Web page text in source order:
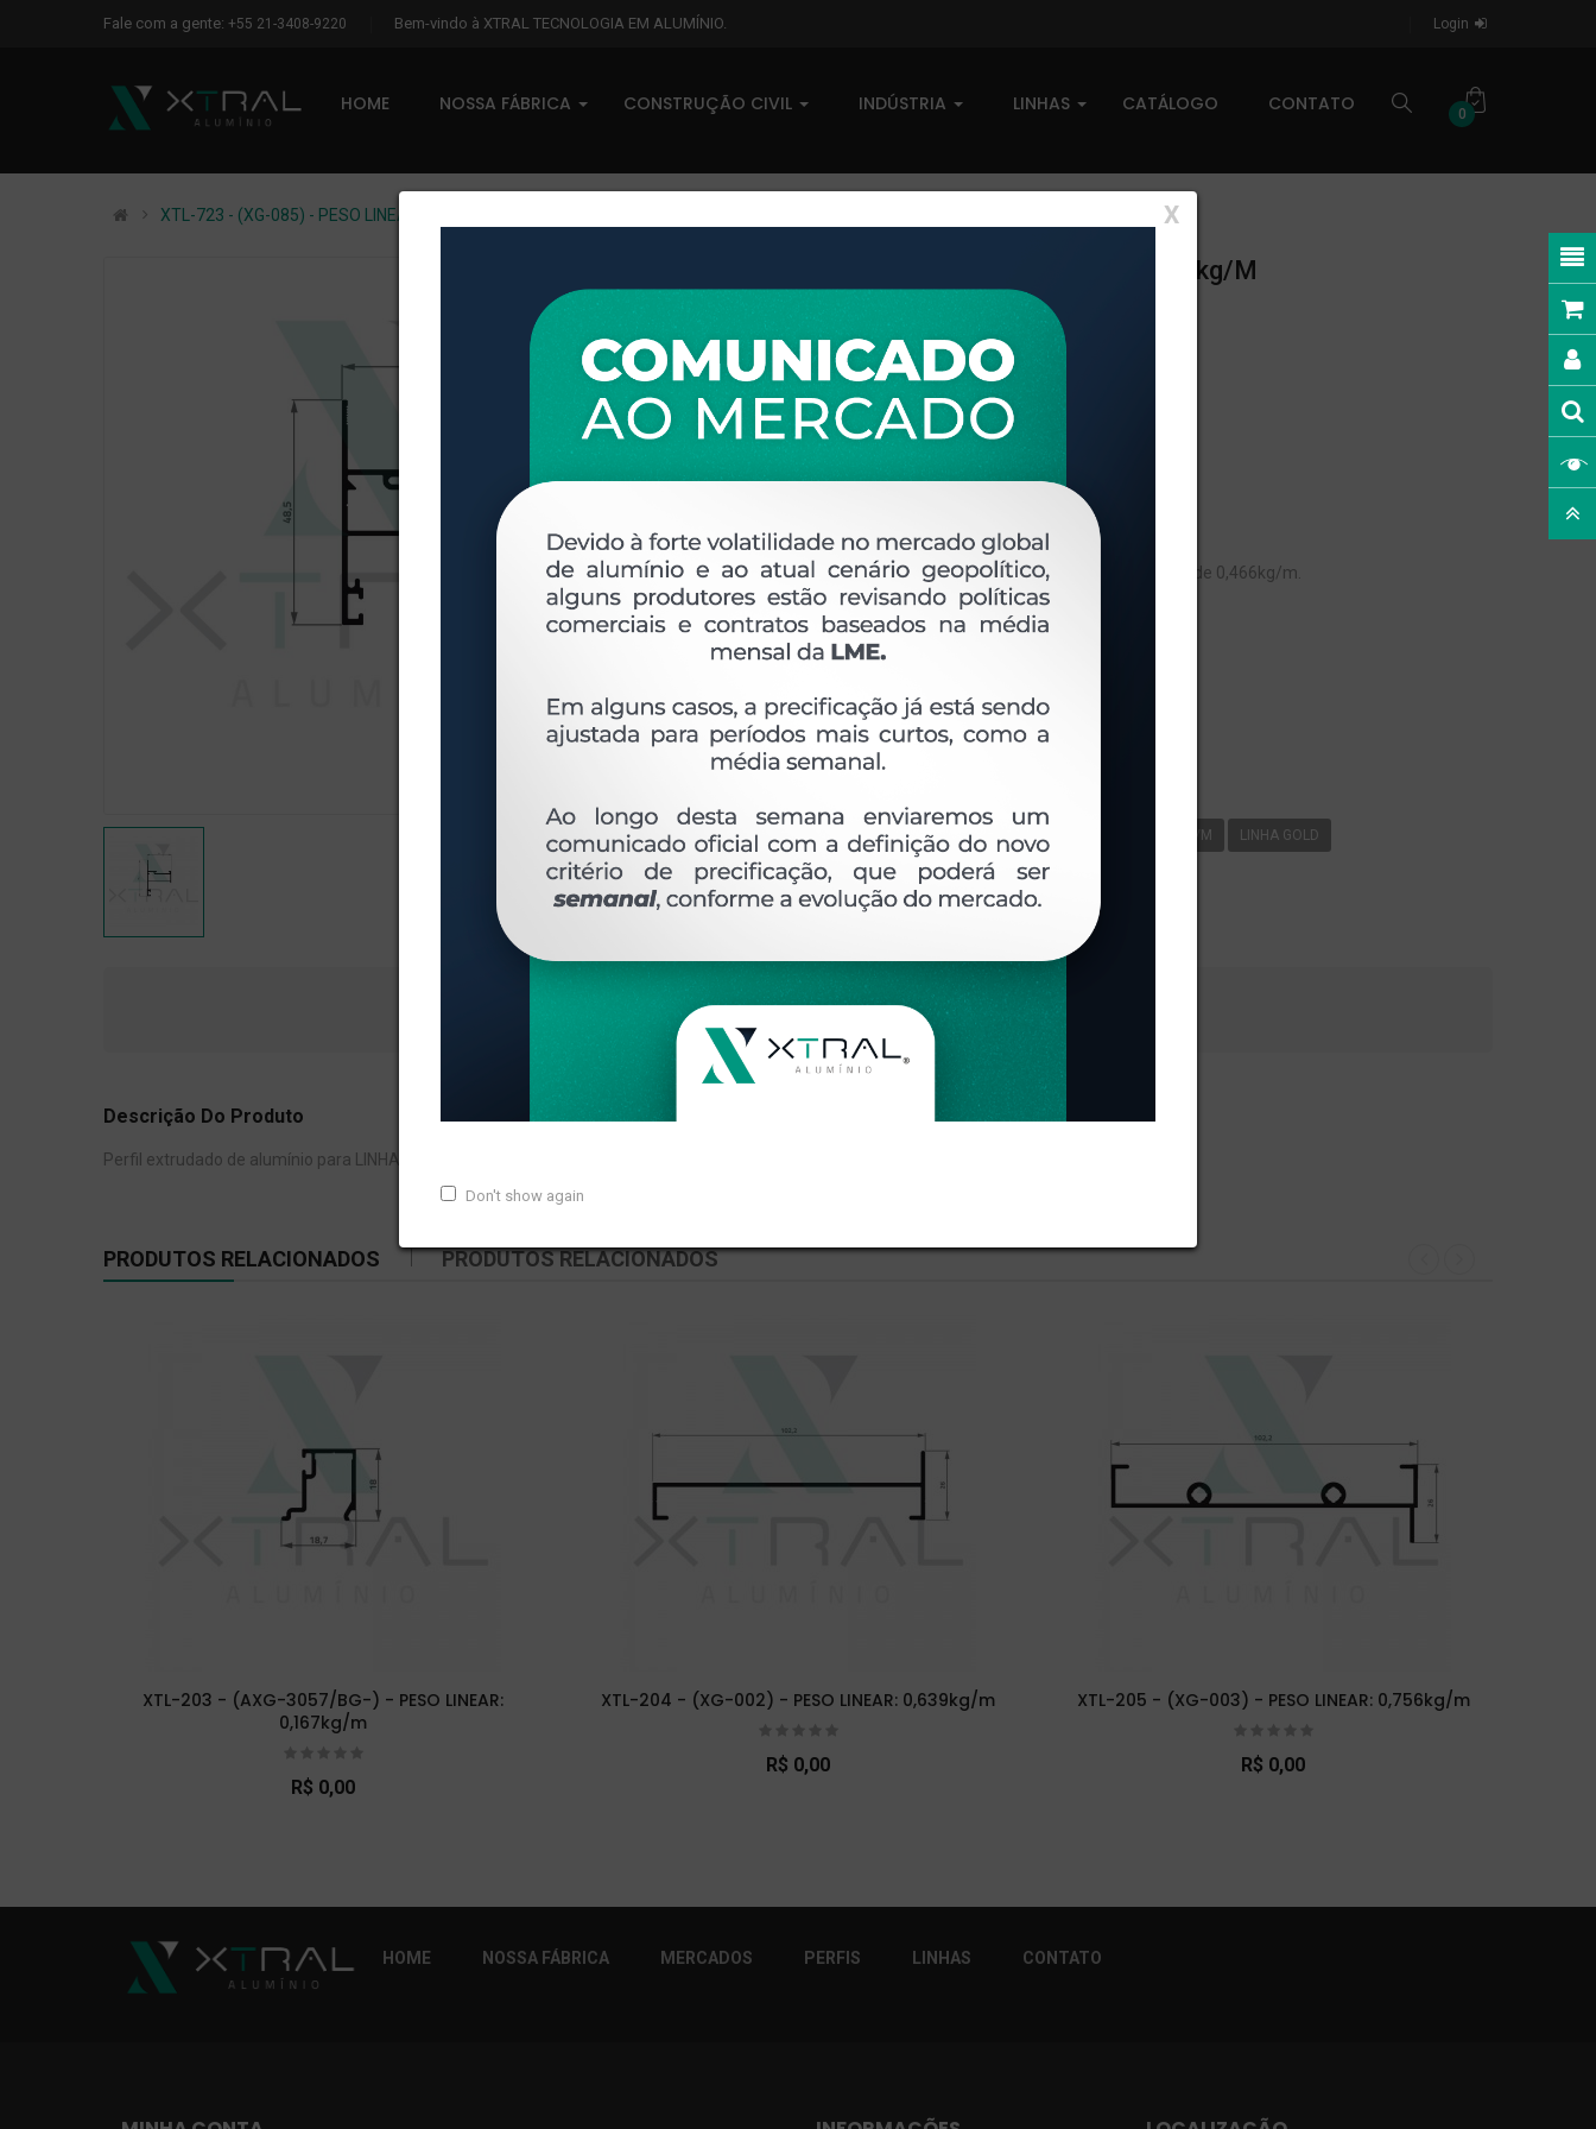
Fale com a gente: +55 21-3408-9220 Bem-vindo à XTRAL TECNOLOGIA EM ALUMÍNIO. Login
HOME NOSSA FÁBRICA CONSTRUÇÃO CIVIL INDÚSTRIA LINHAS CATÁLOGO CONTATO 0
X
Don't show again
XTL-723 - (XG-085) - PESO LINEAR: 0,466kg/m
XTL-723 - (XG-085) - PESO LINEAR: 0,466kg/m
0 comentários
Disponível sob consulta
Taxas R$ 0,00
Disponibilidade:
Em estoque
OVERVIEW
Perfil extrudado de alumínio para LINHA XTRAL G, com peso linear de 0,466kg/m.
Ver perfis relacionados
Etiquetas: 723- PESO LINEAR - 0 466 KG/M LG-085 466KG/M LINHA GOLD
DESCRIÇÃO COMENTÁRIOS (0)
Descrição Do Produto
Perfil extrudado de alumínio para LINHA XTRAL G, com peso linear de 0,466kg/m.
PRODUTOS RELACIONADOS PRODUTOS RELACIONADOS
XTL-203 - (AXG-3057/BG-) - PESO LINEAR:
0,167kg/m
R$ 0,00
XTL-204 - (XG-002) - PESO LINEAR: 0,639kg/m
R$ 0,00
XTL-205 - (XG-003) - PESO LINEAR: 0,756kg/m
R$ 0,00
HOME NOSSA FÁBRICA MERCADOS PERFIS LINHAS CONTATO